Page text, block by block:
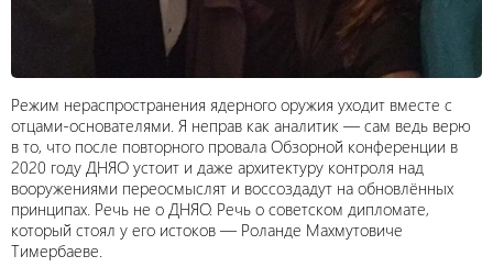
Режим нераспространения ядерного оружия уходит вместе с
отцами-основателями. Я неправ как аналитик — сам ведь верю
в то, что после повторного провала Обзорной конференции в
2020 году ДНЯО устоит и даже архитектуру контроля над
вооружениями переосмыслят и воссоздадут на обновлённых
принципах. Речь не о ДНЯО. Речь о советском дипломате,
который стоял у его истоков — Роланде Махмутовиче
Тимербаеве.